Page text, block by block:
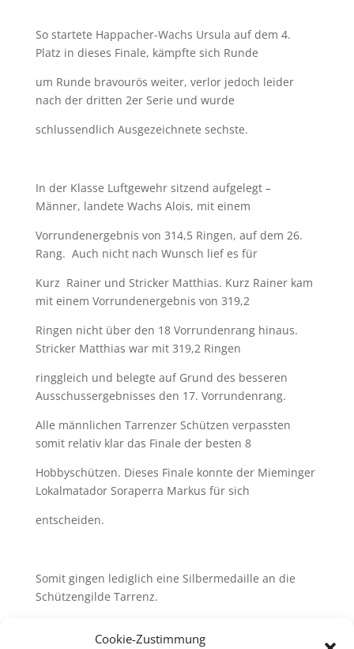
Cookie-Zustimmung
So startete Happacher-Wachs Ursula auf dem 4.
Platz in dieses Finale, kämpfte sich Runde
um Runde bravourös weiter, verlor jedoch leider
nach der dritten 2er Serie und wurde
schlussendlich Ausgezeichnete sechste.
In der Klasse Luftgewehr sitzend aufgelegt –
Männer, landete Wachs Alois, mit einem
Vorrundenergebnis von 314,5 Ringen, auf dem 26.
Rang. Auch nicht nach Wunsch lief es für
Kurz Rainer und Stricker Matthias. Kurz Rainer kam
mit einem Vorrundenergebnis von 319,2
Ringen nicht über den 18 Vorrundenrang hinaus.
Stricker Matthias war mit 319,2 Ringen
ringgleich und belegte auf Grund des besseren
Ausschussergebnisses den 17. Vorrundenrang.
Alle männlichen Tarrenzer Schützen verpassten
somit relativ klar das Finale der besten 8
Hobbyschützen. Dieses Finale konnte der Mieminger
Lokalmatador Soraperra Markus für sich
entscheiden.
Somit gingen lediglich eine Silbermedaille an die
Schützengilde Tarrenz.